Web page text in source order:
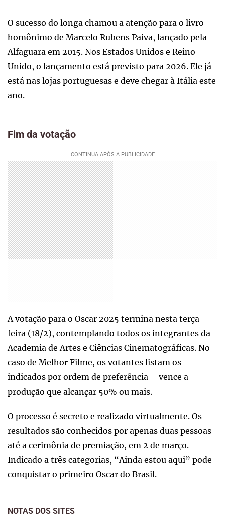
O sucesso do longa chamou a atenção para o livro
homônimo de Marcelo Rubens Paiva, lançado pela
Alfaguara em 2015. Nos Estados Unidos e Reino
Unido, o lançamento está previsto para 2026. Ele já
está nas lojas portuguesas e deve chegar à Itália este
ano.
Fim da votação
A votação para o Oscar 2025 termina nesta terça-
feira (18/2), contemplando todos os integrantes da
Academia de Artes e Ciências Cinematográficas. No
caso de Melhor Filme, os votantes listam os
indicados por ordem de preferência – vence a
produção que alcançar 50% ou mais.
O processo é secreto e realizado virtualmente. Os
resultados são conhecidos por apenas duas pessoas
até a cerimônia de premiação, em 2 de março.
Indicado a três categorias, “Ainda estou aqui” pode
conquistar o primeiro Oscar do Brasil.
NOTAS DOS SITES